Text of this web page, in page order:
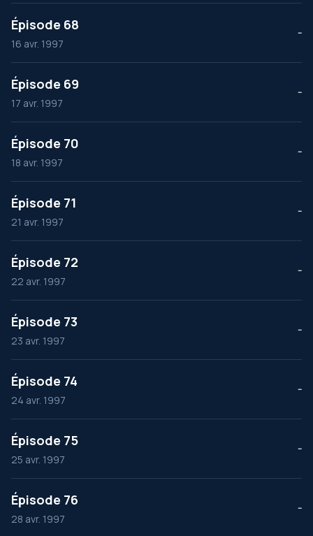
Épisode 68
16 avr. 1997
--
Épisode 69
17 avr. 1997
--
Épisode 70
18 avr. 1997
--
Épisode 71
21 avr. 1997
--
Épisode 72
22 avr. 1997
--
Épisode 73
23 avr. 1997
--
Épisode 74
24 avr. 1997
--
Épisode 75
25 avr. 1997
--
Épisode 76
28 avr. 1997
--